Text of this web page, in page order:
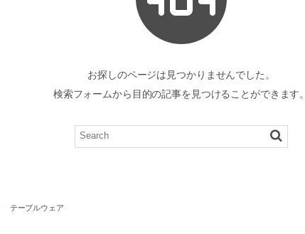
お探しのページは見つかりませんでした。
検索フォームから目的の記事を見つけることができます。
テーブルウェア